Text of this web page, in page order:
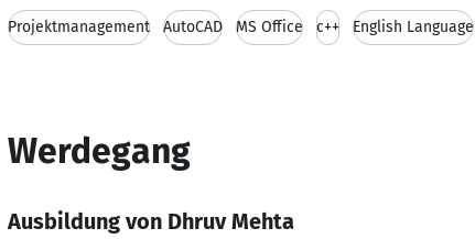
Projektmanagement AutoCAD MS Office c++ English Language
Werdegang
Ausbildung von Dhruv Mehta